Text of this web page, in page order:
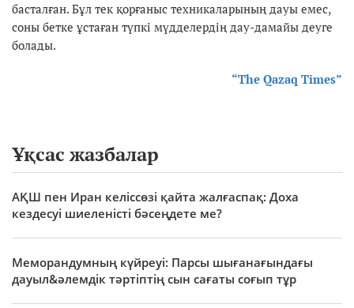
басталған. Бұл тек қорғаныс техникаларының дауы емес,
соны бетке ұстаған түпкі мүдделердің дау-дамайы деуге
болады.
“The Qazaq Times”
Ұқсас жазбалар
АҚШ пен Иран келіссөзі қайта жалғаспақ: Доха
кездесуі шиеленісті бәсеңдете ме?
Меморандумның күйреуі: Парсы шығанағындағы
дауыл&әлемдік тәртіптің сын сағаты соғып тұр